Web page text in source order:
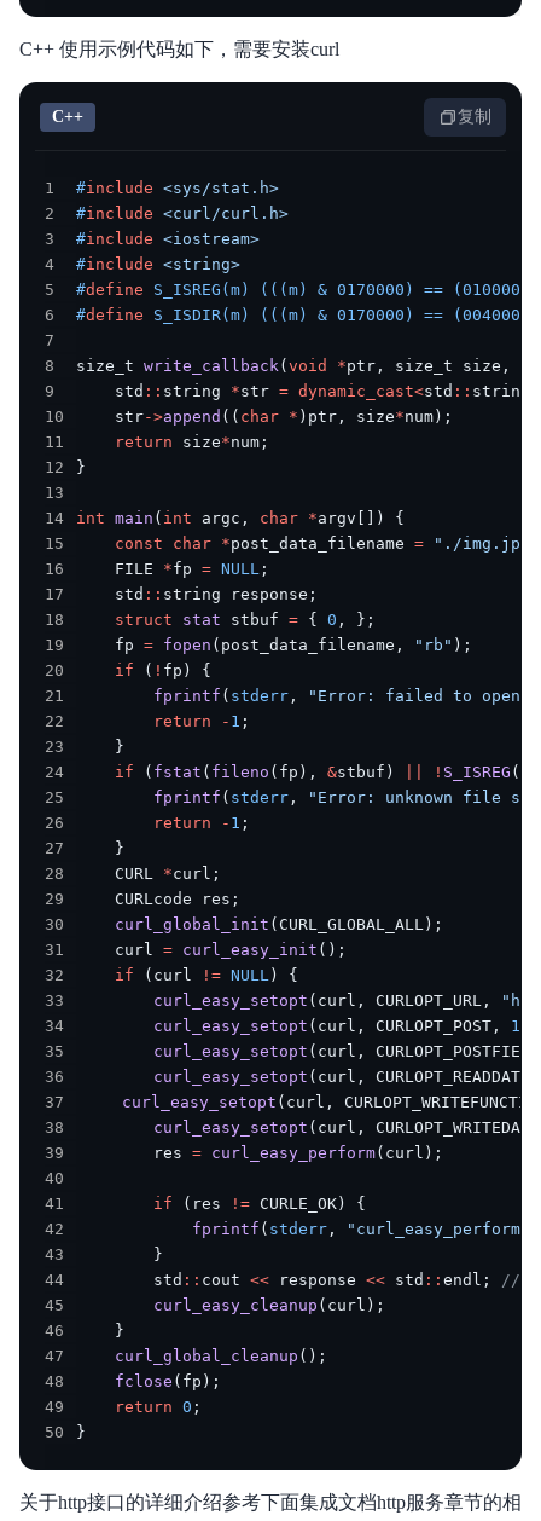
C++ 使用示例代码如下，需要安装curl
C++ 复制
1 #include <sys/stat.h>
2
#include <curl/curl.h>
3
#include <iostream>
4
#include <string>
5
#define S_ISREG(m) (((m) & 0170000) ==
6
#define S_ISDIR(m) (((m) & 0170000) ==
7
8
size_t write_callback ( void *ptr , size_t size ,
9
    std
:: string *str = dynamic_cast<std :: string
10
    str
->append ( ( char * ) ptr , size*num ) ;
11
return size*num ;
12
}
13
14
int main ( int argc , char *argv )
{
15
const char *post_data_filename = "./img.jpg"
16
    FILE
*fp = NULL ;
17
    std
:: string response ;
18
struct stat stbuf = { 0 , } ;
19
    fp
= fopen ( post_data_filename , "rb" ) ;
20
if ( ! fp )
{
21
fprintf ( stderr ,
"Error: failed to open
22
return - 1 ;
23
}
24
if ( fstat ( fileno ( fp ) , &stbuf ) ! S_ISREG (
25
fprintf ( stderr ,
"Error: unknown file
26
return - 1 ;
27
}
28
    CURL
*curl ;
29
    CURLcode res
;
30
curl_global_init ( CURL_GLOBAL_ALL ) ;
31
    curl
= curl_easy_init ( ) ;
32
if ( curl != NULL )
{
33
curl_easy_setopt ( curl , CURLOPT_URL ,
34
curl_easy_setopt ( curl , CURLOPT_POST , 1L
35
curl_easy_setopt ( curl ,
36
curl_easy_setopt ( curl , CURLOPT_READDATA
37
curl_easy_setopt ( curl ,
38
curl_easy_setopt ( curl , CURLOPT_WRITEDATA
39
        res
= curl_easy_perform( curl ) ;
40
41
if ( res != CURLE_OK )
{
42
fprintf ( stderr ,
43
}
44
        std
:: cout << response << std :: endl ;
//
45
curl_easy_cleanup ( curl ) ;
46
}
47
curl_global_cleanup ( ) ;
48
fclose ( fp ) ;
49
return 0 ;
50
}
关于http接口的详细介绍参考下面集成文档http服务章节的相